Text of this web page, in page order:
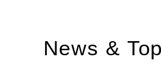
News &